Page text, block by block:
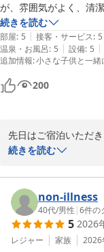
が、雰囲気がよく、清
冷えたお水があったり
鎌倉駅の近くで観光や
ありがとうございまし
続きを読む
部屋: 5 | 接客・サービス: 5
温泉・お風呂: 5 | 設備: 5 |
追加情報:小さな子供と一緒
200
先日はご宿泊いただ
倉観光のお手伝いが
次回鎌倉にお越しの
Hotel 鎌倉 mori
2026-06-26
続きを読む
non-illness
40代/男性 |6件の
5 2026
レジャー 家族 2026